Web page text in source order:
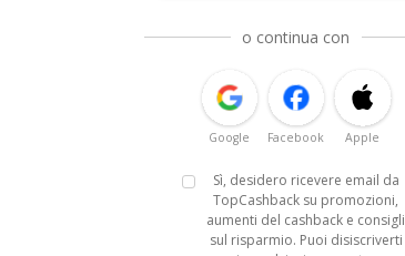
o continua con
Google Facebook Apple
Sì, desidero ricevere email da
TopCashback su promozioni,
aumenti del cashback e consigli
sul risparmio. Puoi disiscriverti